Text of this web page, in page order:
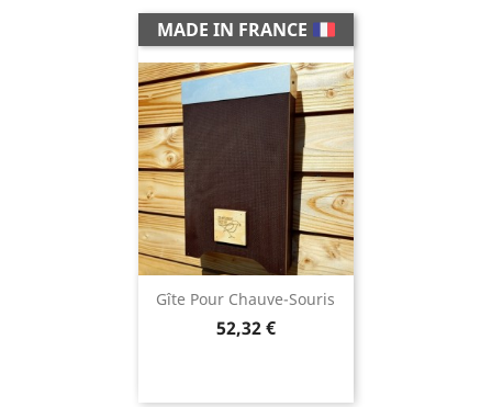
Gîte Pour Chauve-Souris
Prix
52,32 €
MADE IN FRANCE